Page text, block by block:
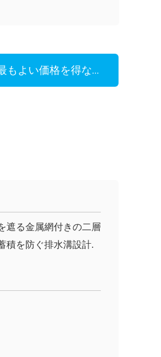
もよい価格を得なさい
遮る金属網付きの二層
積を防ぐ排水溝設計.